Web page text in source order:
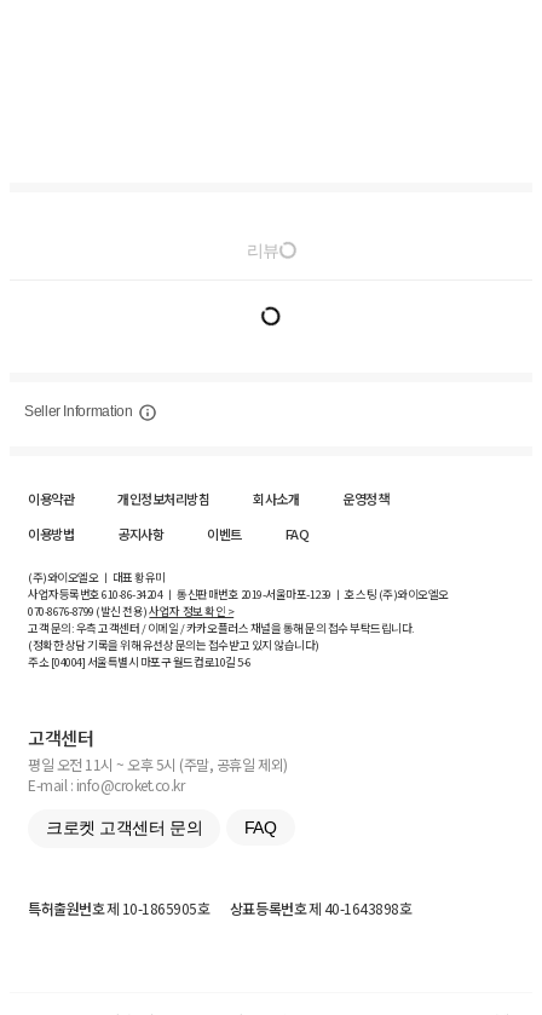
리뷰
Seller Information
이용약관 개인정보처리방침 회사소개
운영정책
이용방법
공지사항 이벤트 FAQ
(주)와이오엘오 ㅣ 대표 황유미
사업자등록번호610-86-34204ㅣ 통신판매번호 2019-서울마포-1239 ㅣ 호스팅 (주)와이오엘오
070-8676-8799 (발신 전용)사업자 정보 확인 >
고객 문의: 우측 고객센터 / 이메일 / 카카오플러스 채널을 통해 문의 접수 부탁드립니다.
(정확한 상담 기록을 위해 유선상 문의는 접수받고 있지 않습니다)
주소 [04004] 서울특별시 마포구 월드컵로10길5-6
고객센터
평일 오전 11시 ~ 오후 5시 (주말, 공휴일 제외)
E-mail : info@croket.co.kr
크로켓 고객센터 문의 FAQ
특허출원번호제 10-1865905호 상표등록번호제 40-1643898호